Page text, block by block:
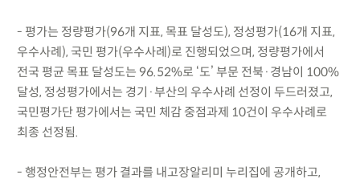
- 평가는 정량평가(96개 지표, 목표 달성도), 정성평가(16개 지표,
우수사례), 국민 평가(우수사례)로 진행되었으며, 정량평가에서
전국 평균 목표 달성도는 96.52%로 ‘도’ 부문 전북·경남이 100%
달성, 정성평가에서는 경기·부산의 우수사례 선정이 두드러졌고,
국민평가단 평가에서는 국민 체감 중점과제 10건이 우수사례로
최종 선정됨.
- 행정안전부는 평가 결과를 내고장알리미 누리집에 공개하고,